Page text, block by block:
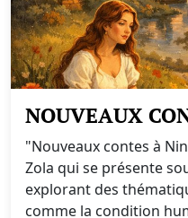
NOUVEAUX
"Nouveaux contes à
Zola qui se présente
explorant des
comme la condition